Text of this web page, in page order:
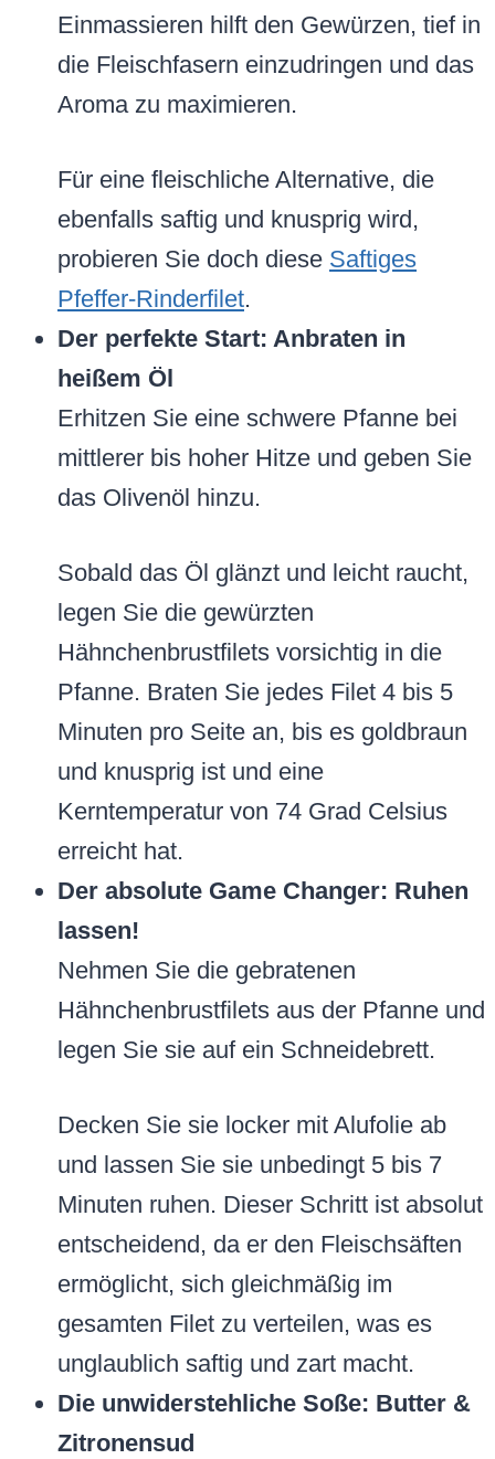
Einmassieren hilft den Gewürzen, tief in
die Fleischfasern einzudringen und das
Aroma zu maximieren.
Für eine fleischliche Alternative, die
ebenfalls saftig und knusprig wird,
probieren Sie doch diese Saftiges
Pfeffer-Rinderfilet.
Der perfekte Start: Anbraten in
heißem Öl
Erhitzen Sie eine schwere Pfanne bei
mittlerer bis hoher Hitze und geben Sie
das Olivenöl hinzu.
Sobald das Öl glänzt und leicht raucht,
legen Sie die gewürzten
Hähnchenbrustfilets vorsichtig in die
Pfanne. Braten Sie jedes Filet 4 bis 5
Minuten pro Seite an, bis es goldbraun
und knusprig ist und eine
Kerntemperatur von 74 Grad Celsius
erreicht hat.
Der absolute Game Changer: Ruhen
lassen!
Nehmen Sie die gebratenen
Hähnchenbrustfilets aus der Pfanne und
legen Sie sie auf ein Schneidebrett.
Decken Sie sie locker mit Alufolie ab
und lassen Sie sie unbedingt 5 bis 7
Minuten ruhen. Dieser Schritt ist absolut
entscheidend, da er den Fleischsäften
ermöglicht, sich gleichmäßig im
gesamten Filet zu verteilen, was es
unglaublich saftig und zart macht.
Die unwiderstehliche Soße: Butter &
Zitronensud